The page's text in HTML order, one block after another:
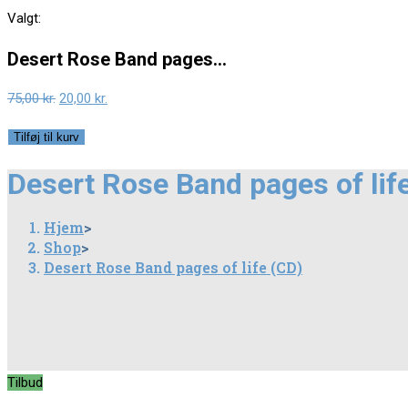
website
Valgt:
Desert Rose Band pages…
75,00kr. Original
was:
75,00 kr..
20,00 kr.
20,00 kr..
Desert
Band
Tilføj til kurv
Desert Rose Band pages of
Hjem>
Shop>
Desert Rose Band pages of life (CD)
Tilbud